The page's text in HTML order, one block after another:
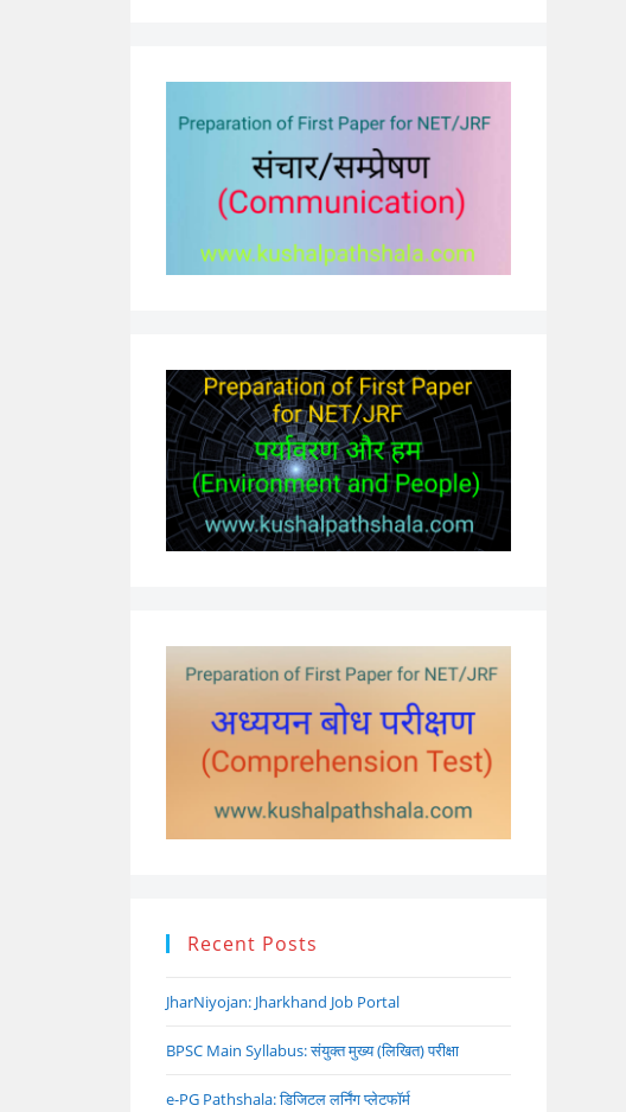
Recent Posts
JharNiyojan: Jharkhand Job Portal
BPSC Main Syllabus: संयुक्त मुख्य (लिखित) परीक्षा
e-PG Pathshala: डिजिटल लर्निंग प्लेटफॉर्म